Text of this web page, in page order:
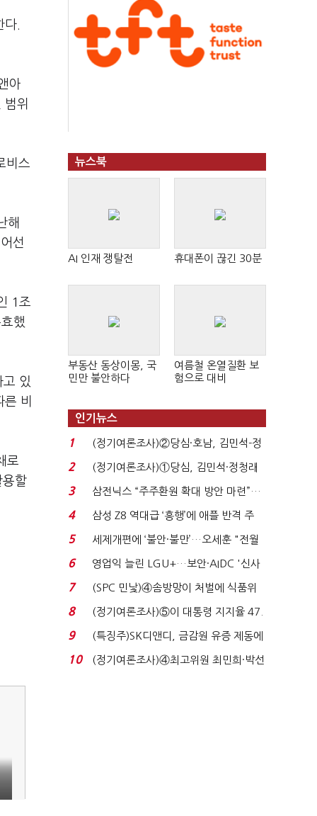
다.
아
위
비스
해
선
1조
했
있
비
로
할
뉴스북
AI 인재 쟁탈전 휴대폰이 끊긴 30분
부동산 동상이몽, 국
민만 불안하다
여름철 온열질환 보
험으로 대비
인기뉴스
1
(정기여론조사)②당심·호남, 김민석-정
청래 '초접전'...
2
(정기여론조사)①당심, 김민석·정청래
'초접전'…대통령 ...
3
삼전닉스 “주주환원 확대 방안 마련”…
로이터에 성명...
4
삼성 Z8 역대급 ‘흥행’에 애플 반격 주
목…9월 ‘폴...
5
세제개편에 ‘불안·불만’…오세훈 "전월
세 구하기 더 ...
6
영업익 늘린 LGU+…보안·AIDC '신사
업 드라이브'...
7
(SPC 민낯)④솜방망이 처벌에 식품위
생법 위반 반복...
8
(정기여론조사)⑤이 대통령 지지율 47.
7%…일주일 만에 ...
9
(특징주)SK디앤디, 금감원 유증 제동에
장 초반 상한가...
10
(정기여론조사)④최고위원 최민희·박선